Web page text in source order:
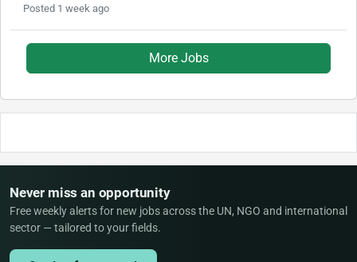
Posted 1 week ago
More Jobs
Never miss an opportunity
Free weekly alerts for new jobs across the UN, NGO and international
sector — tailored to your fields.